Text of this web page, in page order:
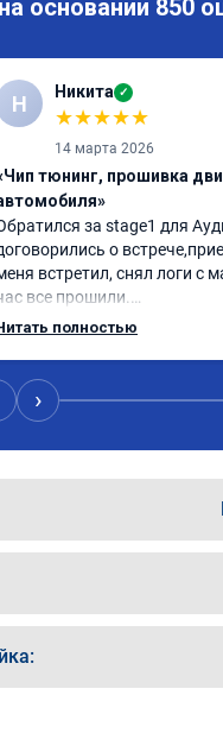
основании 850
Н Никита ✓
★★★★★
14 марта 2026
тюнинг, прошивка
за stage1 для
о
встретил, снял логи с
все прошили.
спасибо тебе
может 🤣машина едет не в
спасибо вам!!!!!!!
полностью
›